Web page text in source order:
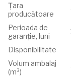
Țara
producătoare
Perioada de
garanție, luni
Disponibilitate
Volum ambalaj
(m³)